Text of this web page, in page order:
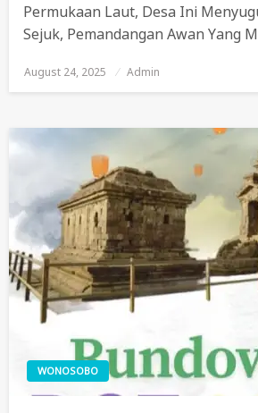
Permukaan Laut, Desa Ini
Sejuk, Pemandangan Awan Yang
Posted
On
August 24, 2025 Admin
WONOSOBO